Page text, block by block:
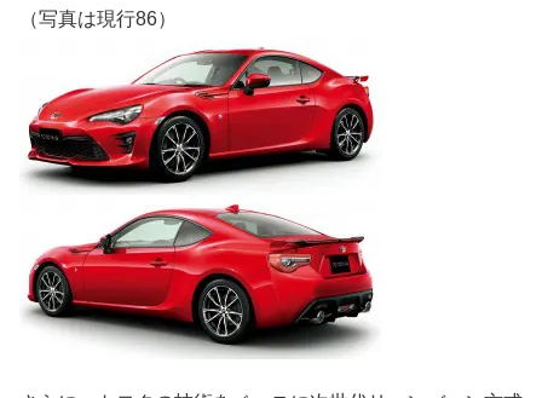
（写真は現行86）